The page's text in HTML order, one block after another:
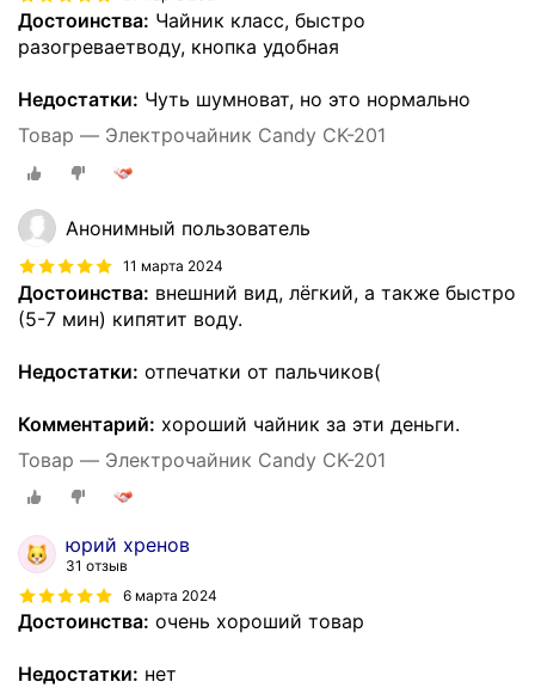
Достоинства: Чайник класс, быстро
разогреваетводу, кнопка удобная
Недостатки: Чуть шумноват, но это нормально
Товар — Электрочайник Candy CK-201
Анонимный пользователь
11 марта 2024
Достоинства: внешний вид, лёгкий, а также быстро
(5-7 мин) кипятит воду.
Недостатки: отпечатки от пальчиков(
Комментарий: хороший чайник за эти деньги.
Товар — Электрочайник Candy CK-201
юрий хренов
31 отзыв
6 марта 2024
Достоинства: очень хороший товар
Недостатки: нет